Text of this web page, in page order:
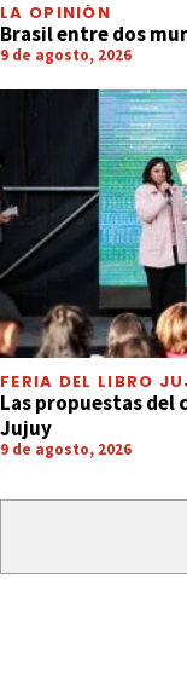
LA OPINIÓN
Brasil entre dos
9 de agosto, 2026
FERIA DEL LIBRO
Las propuestas del
Jujuy
9 de agosto, 2026